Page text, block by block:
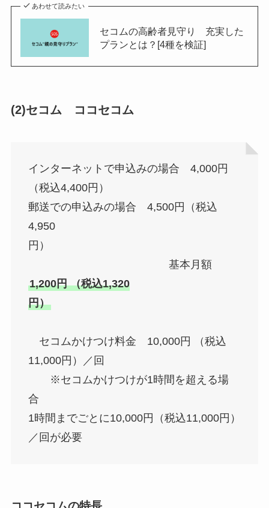
あわせて読みたい
セコムの高齢者見守り 充実した
プランとは？[4種を検証]
(2)セコム ココセコム
インターネットで申込みの場合 4,000円
（税込4,400円）
郵送での申込みの場合 4,500円（税込
4,950
円）
基本月額
1,200円 （税込1,320
円）
セコムかけつけ料金 10,000円 （税込
11,000円）／回
※セコムかけつけが1時間を超える場
合
1時間までごとに10,000円（税込11,000円）
／回が必要